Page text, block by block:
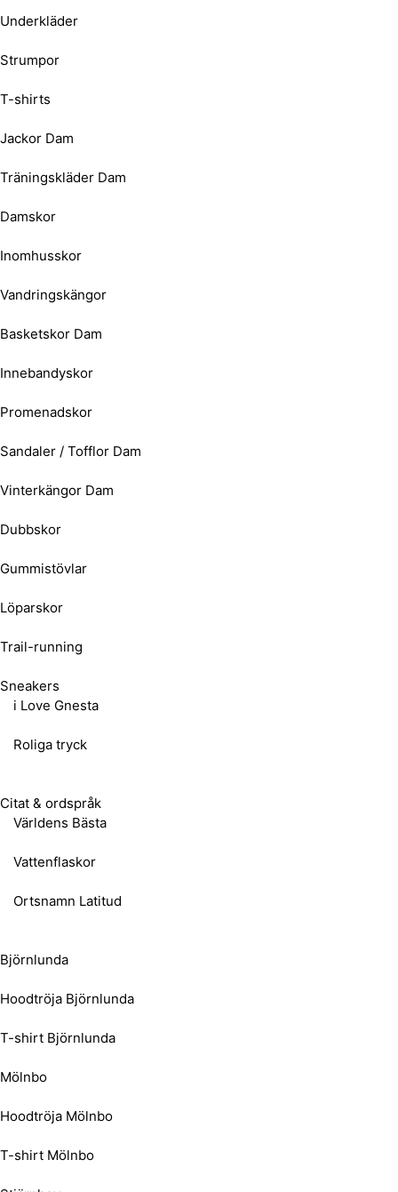
Underkläder
Strumpor
T-shirts
Jackor Dam
Träningskläder Dam
Damskor
Inomhusskor
Vandringskängor
Basketskor Dam
Innebandyskor
Promenadskor
Sandaler / Tofflor Dam
Vinterkängor Dam
Dubbskor
Gummistövlar
Löparskor
Trail-running
Sneakers
i Love Gnesta
Roliga tryck
Citat & ordspråk
Världens Bästa
Vattenflaskor
Ortsnamn Latitud
Björnlunda
Hoodtröja Björnlunda
T-shirt Björnlunda
Mölnbo
Hoodtröja Mölnbo
T-shirt Mölnbo